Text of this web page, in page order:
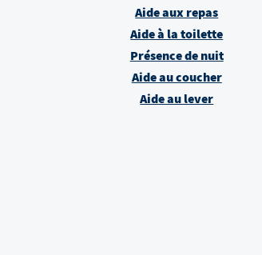
Aide aux repas
Aide à la toilette
Présence de nuit
Aide au coucher
Aide au lever